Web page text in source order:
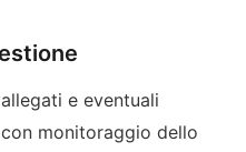
e eventuali
monitoraggio dello